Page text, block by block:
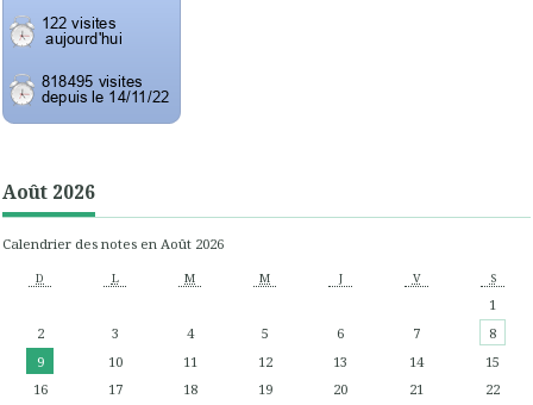
Août 2026
Calendrier des notes en Août 2026
D L M M J V S
1
2
3 4 5 6 7
8
9
10 11 12 13 14
15
16
17 18 19 20 21
22